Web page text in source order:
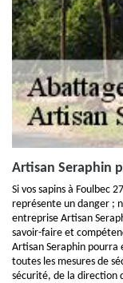
Artisan Seraphin
Si vos sapins à Foulbec
représente un danger ;
entreprise Artisan
savoir-faire et
Artisan Seraphin
toutes les mesures de
sécurité, de la direction